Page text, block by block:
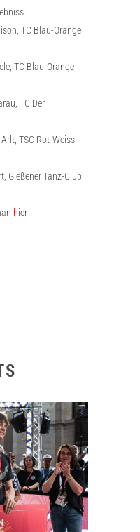
TC Blau-Orange
TC Blau-Orange
TC Der
TSC Rot-Weiss
Gießener Tanz-Club
hier